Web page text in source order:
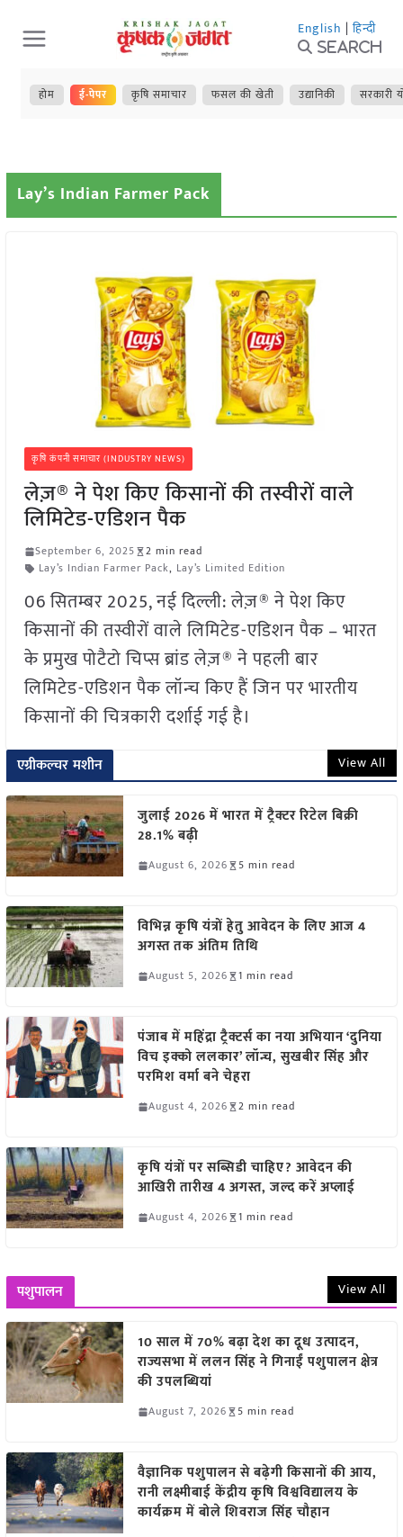
Skip
to
content
English | हिन्दी
Search
होम ई-पेपर कृषि समाचार फसल की खेती उद्यानिकी सरकारी
Lay’s Indian Farmer Pack
कृषि कंपनी समाचार (INDUSTRY NEWS)
लेज़® ने पेश किए किसानों की तस्वीरों वाले
लिमिटेड-एडिशन पैक
September 6, 2025
2 min read
Lay’s Indian Farmer Pack, Lay’s Limited Edition
06 सितम्बर 2025, नई दिल्ली: लेज़® ने पेश किए
किसानों की तस्वीरों वाले लिमिटेड-एडिशन पैक – भारत
के प्रमुख पोटैटो चिप्स ब्रांड लेज़® ने पहली बार
लिमिटेड-एडिशन पैक लॉन्च किए हैं जिन पर भारतीय
किसानों की चित्रकारी दर्शाई गई है।
एग्रीकल्चर मशीन View All
जुलाई 2026 में भारत में ट्रैक्टर रिटेल बिक्री
28.1% बढ़ी
August 6, 2026 5 min read
विभिन्न कृषि यंत्रों हेतु आवेदन के लिए आज 4
अगस्त तक अंतिम तिथि
August 5, 2026 1 min read
पंजाब में महिंद्रा ट्रैक्टर्स का नया अभियान ‘दुनिया
विच इक्को ललकार’ लॉन्च, सुखबीर सिंह और
परमिश वर्मा बने चेहरा
August 4, 2026 2 min read
कृषि यंत्रों पर सब्सिडी चाहिए? आवेदन की
आखिरी तारीख 4 अगस्त, जल्द करें अप्लाई
August 4, 2026 1 min read
पशुपालन View All
10 साल में 70% बढ़ा देश का दूध उत्पादन,
राज्यसभा में ललन सिंह ने गिनाईं पशुपालन क्षेत्र
की उपलब्धियां
August 7, 2026 5 min read
वैज्ञानिक पशुपालन से बढ़ेगी किसानों की आय,
रानी लक्ष्मीबाई केंद्रीय कृषि विश्वविद्यालय के
कार्यक्रम में बोले शिवराज सिंह चौहान